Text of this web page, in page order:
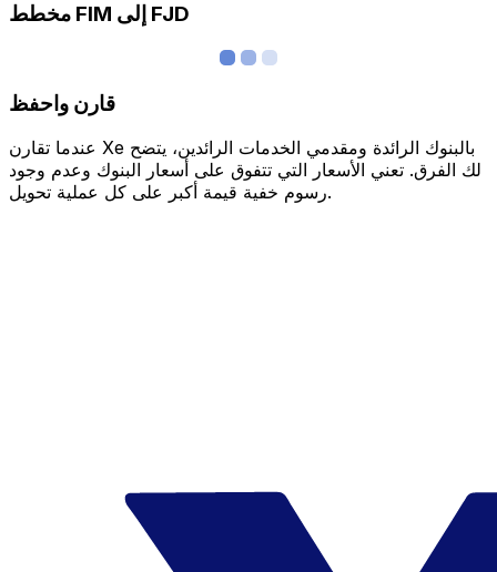
مخطط FIM إلى FJD
قارن واحفظ
عندما تقارن Xe بالبنوك الرائدة ومقدمي الخدمات الرائدين، يتضح
لك الفرق. تعني الأسعار التي تتفوق على أسعار البنوك وعدم وجود
رسوم خفية قيمة أكبر على كل عملية تحويل.